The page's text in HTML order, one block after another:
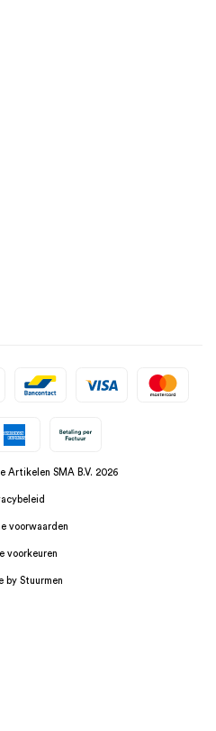
Artikelen SMA B.V. 2026
voorwaarden
voorkeuren
by Stuurmen